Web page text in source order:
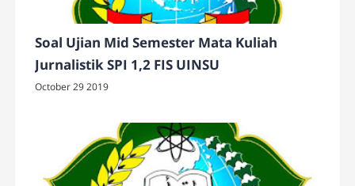
Soal Ujian Mid Semester Mata Kuliah
Jurnalistik SPI 1,2 FIS UINSU
October 29 2019